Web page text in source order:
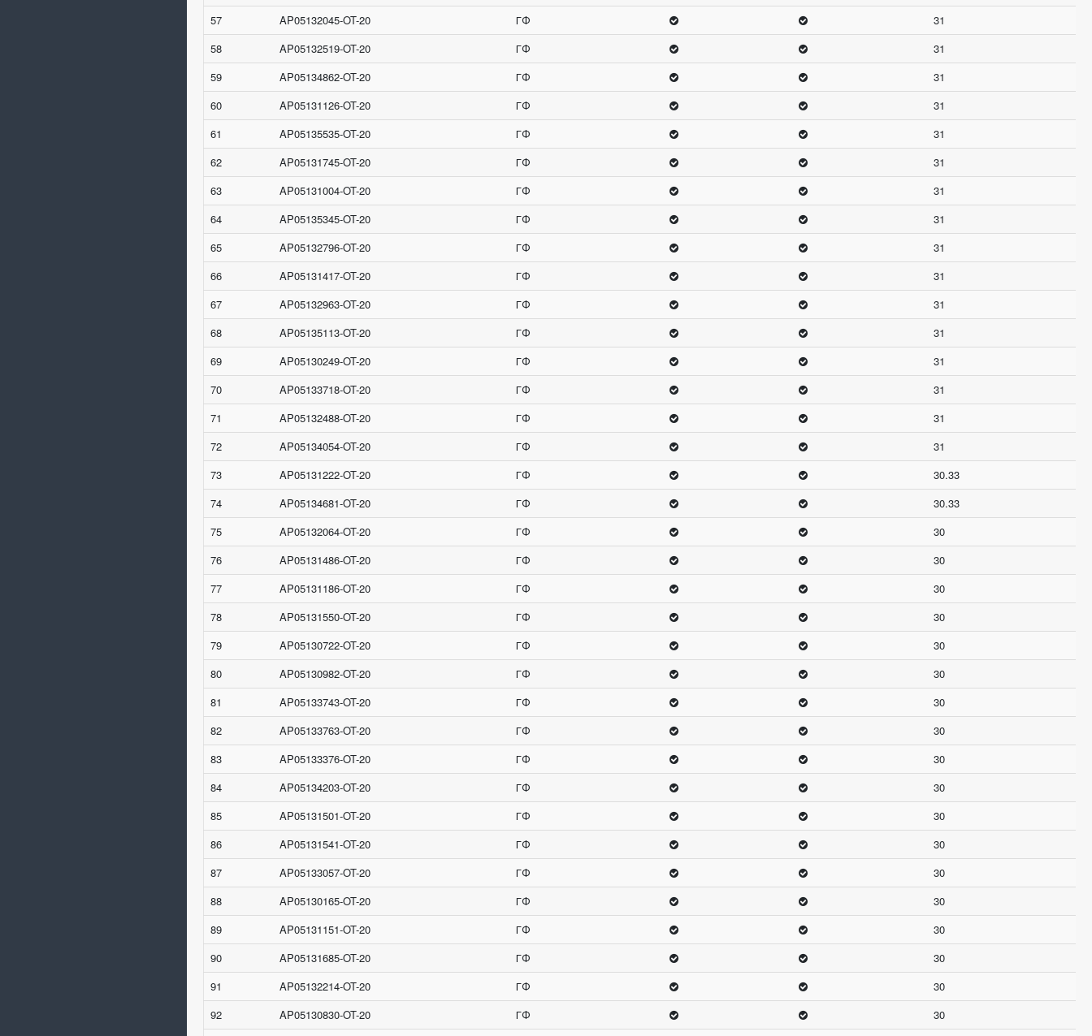
57
AP05132045-OT-20 ГФ
31
58
AP05132519-OT-20 ГФ
31
59
AP05134862-OT-20 ГФ
31
60
AP05131126-OT-20 ГФ
31
61
AP05135535-OT-20 ГФ
31
62
AP05131745-OT-20 ГФ
31
63
AP05131004-OT-20 ГФ
31
64
AP05135345-OT-20 ГФ
31
65
AP05132796-OT-20 ГФ
31
66
AP05131417-OT-20 ГФ
31
67
AP05132963-OT-20 ГФ
31
68
AP05135113-OT-20 ГФ
31
69
AP05130249-OT-20 ГФ
31
70
AP05133718-OT-20 ГФ
31
71
AP05132488-OT-20 ГФ
31
72
AP05134054-OT-20 ГФ
31
73
AP05131222-OT-20 ГФ
30.33
74
AP05134681-OT-20 ГФ
30.33
75
AP05132064-OT-20 ГФ
30
76
AP05131486-OT-20 ГФ
30
77
AP05131186-OT-20 ГФ
30
78
AP05131550-OT-20 ГФ
30
79
AP05130722-OT-20 ГФ
30
80
AP05130982-OT-20 ГФ
30
81
AP05133743-OT-20 ГФ
30
82
AP05133763-OT-20 ГФ
30
83
AP05133376-OT-20 ГФ
30
84
AP05134203-OT-20 ГФ
30
85
AP05131501-OT-20 ГФ
30
86
AP05131541-OT-20 ГФ
30
87
AP05133057-OT-20 ГФ
30
88
AP05130165-OT-20 ГФ
30
89
AP05131151-OT-20 ГФ
30
90
AP05131685-OT-20 ГФ
30
91
AP05132214-OT-20 ГФ
30
92
AP05130830-OT-20 ГФ
30